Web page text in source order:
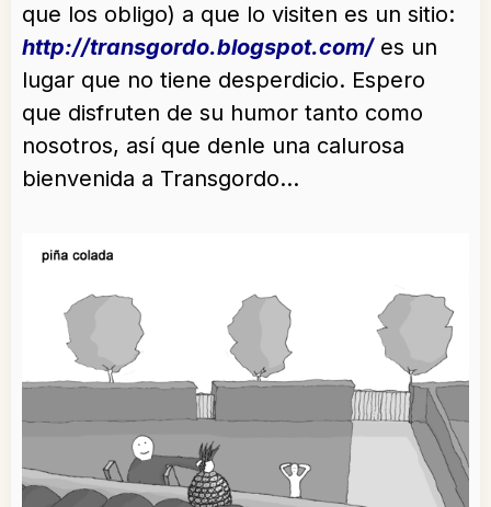
que los obligo) a que lo visiten es un sitio:
http://transgordo.blogspot.com/es un
lugar que no tiene desperdicio. Espero
que disfruten de su humor tanto como
nosotros, así que denle una calurosa
bienvenida a Transgordo…